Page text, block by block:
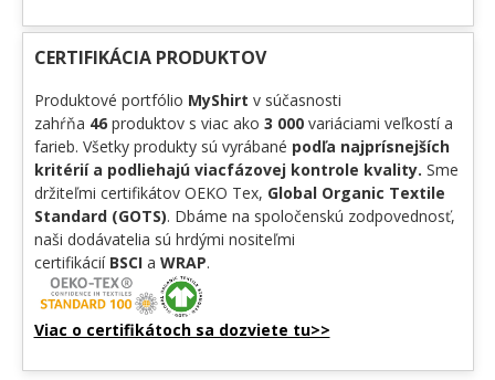
CERTIFIKÁCIA PRODUKTOV
Produktové portfólio MyShirt v súčasnosti
zahŕňa 46 produktov s viac ako 3 000variáciami veľkostí a
farieb. Všetky produkty sú vyrábané podľa najprísnejších
kritérií a podliehajú viacfázovej kontrole kvality. Sme
držiteľmi certifikátov OEKO Tex, Global Organic Textile
Standard (GOTS). Dbáme na spoločenskú zodpovednosť,
naši dodávatelia sú hrdými nositeľmi
certifikácií BSCI a WRAP.
Viac o certifikátoch sa dozviete tu>>